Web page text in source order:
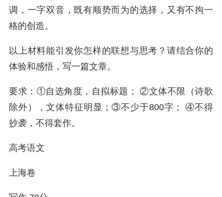
调，一字双音，既有顺势而为的选择，又有不拘一
格的创造。
以上材料能引发你怎样的联想与思考？请结合你的
体验和感悟，写一篇文章。
要求：①自选角度，自拟标题； ②文体不限（诗歌
除外），文体特征明显；③不少于800字； ④不得
抄袭，不得套作。
高考语文
上海卷